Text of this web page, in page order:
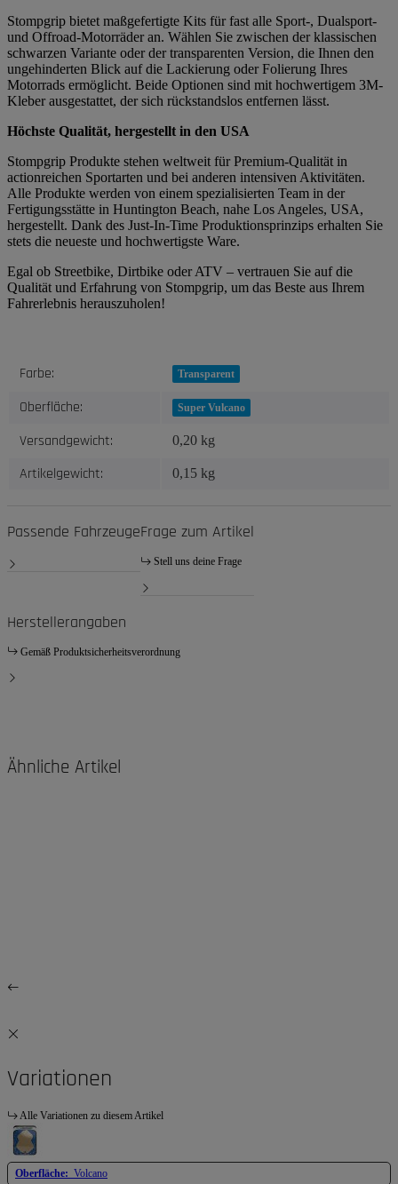
Stompgrip bietet maßgefertigte Kits für fast alle Sport-, Dualsport-
und Offroad-Motorräder an. Wählen Sie zwischen der klassischen
schwarzen Variante oder der transparenten Version, die Ihnen den
ungehinderten Blick auf die Lackierung oder Folierung Ihres
Motorrads ermöglicht. Beide Optionen sind mit hochwertigem 3M-
Kleber ausgestattet, der sich rückstandslos entfernen lässt.
Höchste Qualität, hergestellt in den USA
Stompgrip Produkte stehen weltweit für Premium-Qualität in
actionreichen Sportarten und bei anderen intensiven Aktivitäten.
Alle Produkte werden von einem spezialisierten Team in der
Fertigungsstätte in Huntington Beach, nahe Los Angeles, USA,
hergestellt. Dank des Just-In-Time Produktionsprinzips erhalten Sie
stets die neueste und hochwertigste Ware.
Egal ob Streetbike, Dirtbike oder ATV – vertrauen Sie auf die
Qualität und Erfahrung von Stompgrip, um das Beste aus Ihrem
Fahrerlebnis herauszuholen!
Produkteigenschaft
Wert
Farbe: Transparent
Oberfläche: Super Vulcano
Versandgewicht: 0,20 kg
Artikelgewicht: 0,15 kg
Passende FahrzeugeFrage zum Artikel
Stell uns deine Frage
Herstellerangaben
Gemäß Produktsicherheitsverordnung
Ähnliche Artikel
Variationen
Alle Variationen zu diesem Artikel
Oberfläche: Volcano